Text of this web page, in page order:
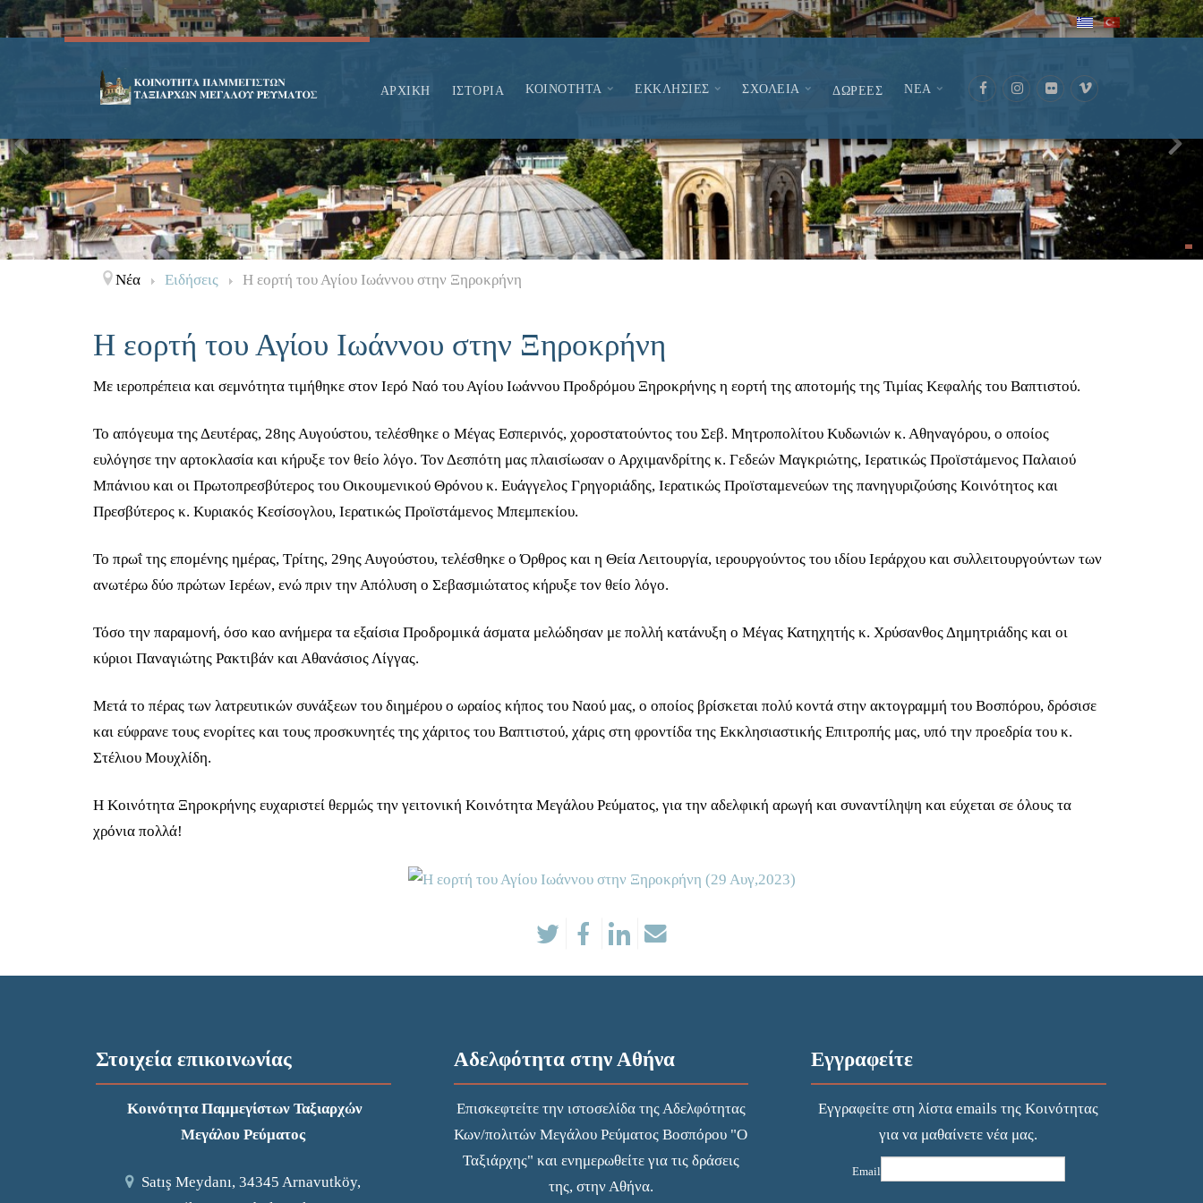
ΑΡΧΙΚΗ ΙΣΤΟΡΙΑ ΚΟΙΝΟΤΗΤΑ ΕΚΚΛΗΣΙΕΣ ΣΧΟΛΕΙΑ ΔΩΡΕΕΣ ΝΕΑ
Νέα Ειδήσεις Η εορτή του Αγίου Ιωάννου στην Ξηροκρήνη
Η εορτή του Αγίου Ιωάννου στην Ξηροκρήνη
Με ιεροπρέπεια και σεμνότητα τιμήθηκε στον Ιερό Ναό του Αγίου Ιωάννου Προδρόμου Ξηροκρήνης η εορτή της αποτομής της Τιμίας Κεφαλής του Βαπτιστού.
Το απόγευμα της Δευτέρας, 28ης Αυγούστου, τελέσθηκε ο Μέγας Εσπερινός, χοροστατούντος του Σεβ. Μητροπολίτου Κυδωνιών κ. Αθηναγόρου, ο οποίος
ευλόγησε την αρτοκλασία και κήρυξε τον θείο λόγο. Τον Δεσπότη μας πλαισίωσαν ο Αρχιμανδρίτης κ. Γεδεών Μαγκριώτης, Ιερατικώς Προϊστάμενος Παλαιού
Μπάνιου και οι Πρωτοπρεσβύτερος του Οικουμενικού Θρόνου κ. Ευάγγελος Γρηγοριάδης, Ιερατικώς Προϊσταμενεύων της πανηγυριζούσης Κοινότητος και
Πρεσβύτερος κ. Κυριακός Κεσίσογλου, Ιερατικώς Προϊστάμενος Μπεμπεκίου.
Το πρωΐ της επομένης ημέρας, Τρίτης, 29ης Αυγούστου, τελέσθηκε ο Όρθρος και η Θεία Λειτουργία, ιερουργούντος του ιδίου Ιεράρχου και συλλειτουργούντων των
ανωτέρω δύο πρώτων Ιερέων, ενώ πριν την Απόλυση ο Σεβασμιώτατος κήρυξε τον θείο λόγο.
Τόσο την παραμονή, όσο καο ανήμερα τα εξαίσια Προδρομικά άσματα μελώδησαν με πολλή κατάνυξη ο Μέγας Κατηχητής κ. Χρύσανθος Δημητριάδης και οι
κύριοι Παναγιώτης Ρακτιβάν και Αθανάσιος Λίγγας.
Μετά το πέρας των λατρευτικών συνάξεων του διημέρου ο ωραίος κήπος του Ναού μας, ο οποίος βρίσκεται πολύ κοντά στην ακτογραμμή του Βοσπόρου, δρόσισε
και εύφρανε τους ενορίτες και τους προσκυνητές της χάριτος του Βαπτιστού, χάρις στη φροντίδα της Εκκλησιαστικής Επιτροπής μας, υπό την προεδρία του κ.
Στέλιου Μουχλίδη.
Η Κοινότητα Ξηροκρήνης ευχαριστεί θερμώς την γειτονική Κοινότητα Μεγάλου Ρεύματος, για την αδελφική αρωγή και συναντίληψη και εύχεται σε όλους τα
χρόνια πολλά!
Στοιχεία επικοινωνίας
Κοινότητα Παμμεγίστων Ταξιαρχών
Μεγάλου Ρεύματος
Satış Meydanı, 34345 Arnavutköy,
Αδελφότητα στην Αθήνα
Επισκεφτείτε την ιστοσελίδατης Αδελφότητας
Κων/πολιτών Μεγάλου Ρεύματος Βοσπόρου "Ο
Ταξιάρχης" και ενημερωθείτε για τις δράσεις
της, στην Αθήνα.
Εγγραφείτε
Εγγραφείτε στη λίστα emails της Κοινότητας
για να μαθαίνετε νέα μας.
Email